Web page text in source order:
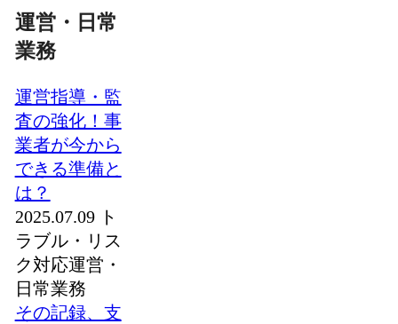
運営・日常
業務
運営指導・監
査の強化！事
業者が今から
できる準備と
は？
2025.07.09 ト
ラブル・リス
ク対応運営・
日常業務
その記録、支